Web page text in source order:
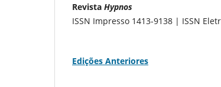
Revista Hypnos
ISSN Impresso 1413-9138 | ISSN
Edições Anteriores